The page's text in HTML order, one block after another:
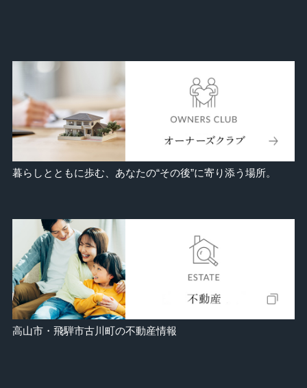
暮らしとともに歩む、あなたの“その後”に寄り添う場所。
高山市・飛騨市古川町の不動産情報